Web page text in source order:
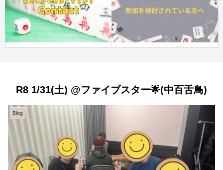
R8 1/31(土) @ファイブスター🌟(中百舌鳥)
Blog